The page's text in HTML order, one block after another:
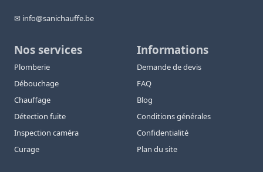
✉ info@sanichauffe.be
Nos services
Plomberie
Débouchage
Chauffage
Détection fuite
Inspection caméra
Curage
Informations
Demande de devis
FAQ
Blog
Conditions générales
Confidentialité
Plan du site